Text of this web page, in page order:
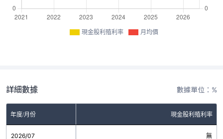
現金股利殖利率 月均價
詳細數據 數據單位：%
年度/月份 現金股利殖利率
2026/07 無